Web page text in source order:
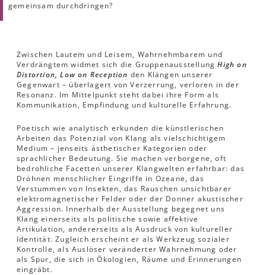
gemeinsam durchdringen?
Zwischen Lautem und Leisem, Wahrnehmbarem und
Verdrängtem widmet sich die GruppenausstellungHigh on
Distortion, Low on Reception den Klängen unserer
Gegenwart – überlagert von Verzerrung, verloren in der
Resonanz. Im Mittelpunkt steht dabei ihre Form als
Kommunikation, Empfindung und kulturelle Erfahrung.
Poetisch wie analytisch erkunden die künstlerischen
Arbeiten das Potenzial von Klang als vielschichtigem
Medium – jenseits ästhetischer Kategorien oder
sprachlicher Bedeutung. Sie machen verborgene, oft
bedrohliche Facetten unserer Klangwelten erfahrbar: das
Dröhnen menschlicher Eingriffe in Ozeane, das
Verstummen von Insekten, das Rauschen unsichtbarer
elektromagnetischer Felder oder der Donner akustischer
Aggression. Innerhalb der Ausstellung begegnet uns
Klang einerseits als politische sowie affektive
Artikulation, andererseits als Ausdruck von kultureller
Identität. Zugleich erscheint er als Werkzeug sozialer
Kontrolle, als Auslöser veränderter Wahrnehmung oder
als Spur, die sich in Ökologien, Räume und Erinnerungen
eingräbt.